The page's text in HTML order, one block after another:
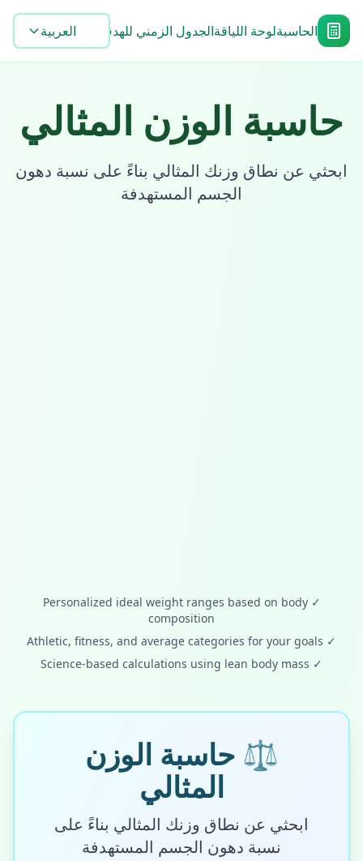
الحاسبةلوحة اللياقةالجدول الزمني للهدف Blogالأدوات
العربية
حاسبة الوزن المثالي
ابحثي عن نطاق وزنك المثالي بناءً على نسبة دهون
الجسم المستهدفة
✓
Personalized ideal weight ranges based on body
composition
✓
Athletic, fitness, and average categories for your goals
✓
Science-based calculations using lean body mass
⚖️حاسبة الوزن
المثالي
ابحثي عن نطاق وزنك المثالي بناءً على
نسبة دهون الجسم المستهدفة